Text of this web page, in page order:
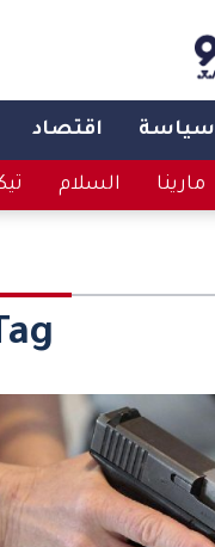
سياسة اقتصاد
مارينا السلام